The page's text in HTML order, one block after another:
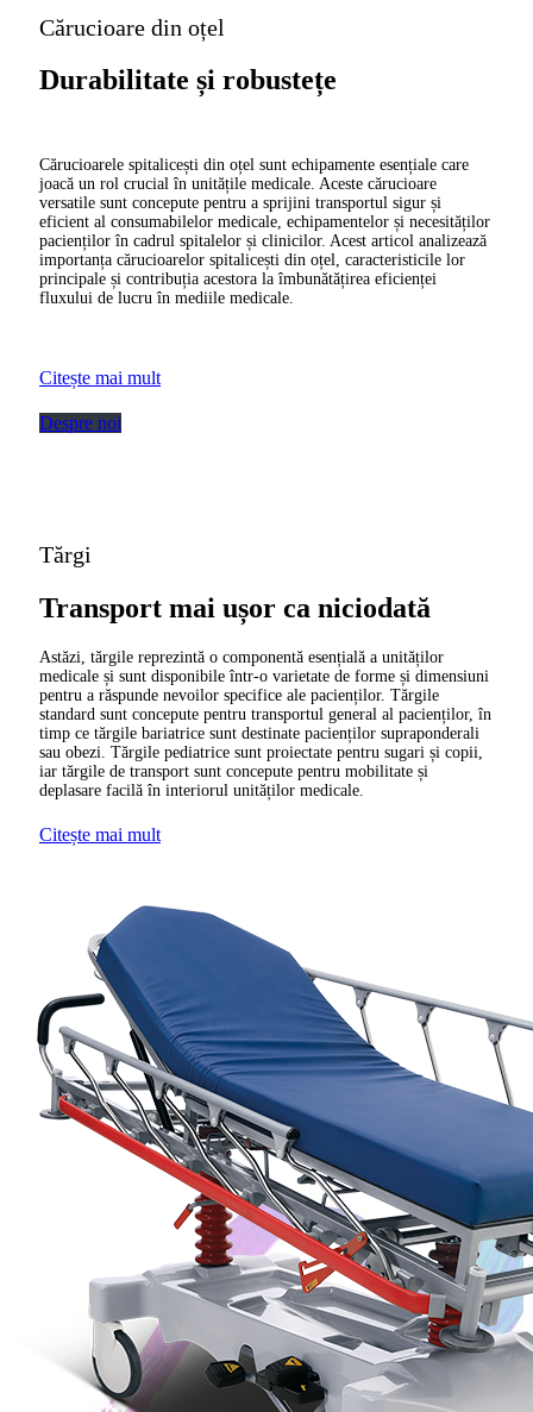
Cărucioare din oțel
Durabilitate și robustețe
Cărucioarele spitalicești din oțel sunt echipamente esențiale care
joacă un rol crucial în unitățile medicale. Aceste cărucioare
versatile sunt concepute pentru a sprijini transportul sigur și
eficient al consumabilelor medicale, echipamentelor și necesităților
pacienților în cadrul spitalelor și clinicilor. Acest articol analizează
importanța cărucioarelor spitalicești din oțel, caracteristicile lor
principale și contribuția acestora la îmbunătățirea eficienței
fluxului de lucru în mediile medicale.
Citește mai mult
Despre noi
Tărgi
Transport mai ușor ca niciodată
Astăzi, tărgile reprezintă o componentă esențială a unităților
medicale și sunt disponibile într-o varietate de forme și dimensiuni
pentru a răspunde nevoilor specifice ale pacienților. Tărgile
standard sunt concepute pentru transportul general al pacienților, în
timp ce tărgile bariatrice sunt destinate pacienților supraponderali
sau obezi. Tărgile pediatrice sunt proiectate pentru sugari și copii,
iar tărgile de transport sunt concepute pentru mobilitate și
deplasare facilă în interiorul unităților medicale.
Citește mai mult